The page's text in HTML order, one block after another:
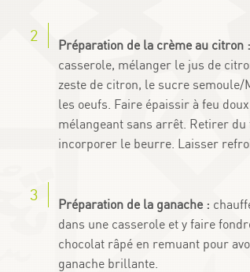
Préparation de la crème au citron :
casserole, mélanger le jus de
zeste de citron, le sucre semoule/
les oeufs. Faire épaissir à feu
mélangeant sans arrêt. Retirer du
incorporer le beurre. Laisser
Préparation de la ganache :
dans une casserole et y faire
chocolat râpé en remuant pour
ganache brillante.